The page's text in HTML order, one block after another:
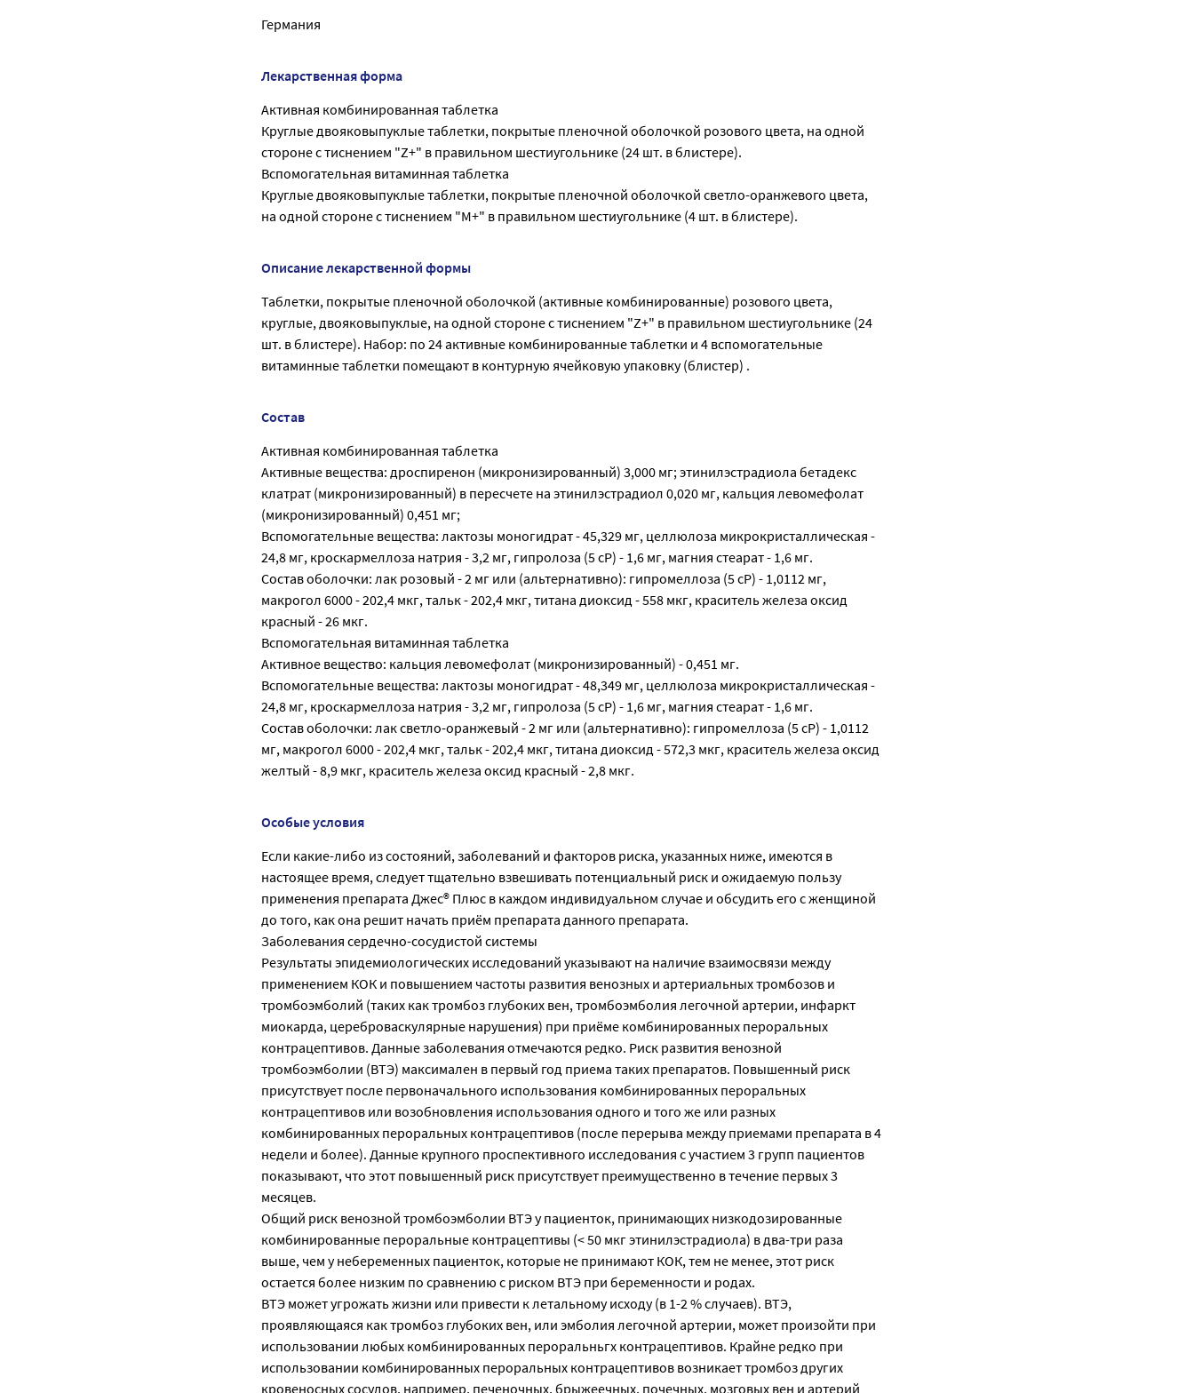
Германия
Лекарственная форма
Активная комбинированная таблетка
Круглые двояковыпуклые таблетки, покрытые пленочной оболочкой розового цвета, на одной
стороне с тиснением "Z+" в правильном шестиугольнике (24 шт. в блистере).
Вспомогательная витаминная таблетка
Круглые двояковыпуклые таблетки, покрытые пленочной оболочкой светло-оранжевого цвета,
на одной стороне с тиснением "M+" в правильном шестиугольнике (4 шт. в блистере).
Описание лекарственной формы
Таблетки, покрытые пленочной оболочкой (активные комбинированные) розового цвета,
круглые, двояковыпуклые, на одной стороне с тиснением "Z+" в правильном шестиугольнике (24
шт. в блистере). Набор: по 24 активные комбинированные таблетки и 4 вспомогательные
витаминные таблетки помещают в контурную ячейковую упаковку (блистер) .
Состав
Активная комбинированная таблетка
Активные вещества: дроспиренон (микронизированный) 3,000 мг; этинилэстрадиола бетадекс
клатрат (микронизированный) в пересчете на этинилэстрадиол 0,020 мг, кальция левомефолат
(микронизированный) 0,451 мг;
Вспомогательные вещества: лактозы моногидрат - 45,329 мг, целлюлоза микрокристаллическая -
24,8 мг, кроскармеллоза натрия - 3,2 мг, гипролоза (5 cP) - 1,6 мг, магния стеарат - 1,6 мг.
Состав оболочки: лак розовый - 2 мг или (альтернативно): гипромеллоза (5 cP) - 1,0112 мг,
макрогол 6000 - 202,4 мкг, тальк - 202,4 мкг, титана диоксид - 558 мкг, краситель железа оксид
красный - 26 мкг.
Вспомогательная витаминная таблетка
Активное вещество: кальция левомефолат (микронизированный) - 0,451 мг.
Вспомогательные вещества: лактозы моногидрат - 48,349 мг, целлюлоза микрокристаллическая -
24,8 мг, кроскармеллоза натрия - 3,2 мг, гипролоза (5 cP) - 1,6 мг, магния стеарат - 1,6 мг.
Состав оболочки: лак светло-оранжевый - 2 мг или (альтернативно): гипромеллоза (5 cP) - 1,0112
мг, макрогол 6000 - 202,4 мкг, тальк - 202,4 мкг, титана диоксид - 572,3 мкг, краситель железа оксид
желтый - 8,9 мкг, краситель железа оксид красный - 2,8 мкг.
Особые условия
Если какие-либо из состояний, заболеваний и факторов риска, указанных ниже, имеются в
настоящее время, следует тщательно взвешивать потенциальный риск и ожидаемую пользу
применения препарата Джес® Плюс в каждом индивидуальном случае и обсудить его с женщиной
до того, как она решит начать приём препарата данного препарата.
Заболевания сердечно-сосудистой системы
Результаты эпидемиологических исследований указывают на наличие взаимосвязи между
применением КОК и повышением частоты развития венозных и артериальных тромбозов и
тромбоэмболий (таких как тромбоз глубоких вен, тромбоэмболия легочной артерии, инфаркт
миокарда, цереброваскулярные нарушения) при приёме комбинированных пероральных
контрацептивов. Данные заболевания отмечаются редко. Риск развития венозной
тромбоэмболии (ВТЭ) максимален в первый год приема таких препаратов. Повышенный риск
присутствует после первоначального использования комбинированных пероральных
контрацептивов или возобновления использования одного и того же или разных
комбинированных пероральных контрацептивов (после перерыва между приемами препарата в 4
недели и более). Данные крупного проспективного исследования с участием 3 групп пациентов
показывают, что этот повышенный риск присутствует преимущественно в течение первых 3
месяцев.
Общий риск венозной тромбоэмболии ВТЭ у пациенток, принимающих низкодозированные
комбинированные пероральные контрацептивы (< 50 мкг этинилэстрадиола) в два-три раза
выше, чем у небеременных пациенток, которые не принимают КОК, тем не менее, этот риск
остается более низким по сравнению с риском ВТЭ при беременности и родах.
ВТЭ может угрожать жизни или привести к летальному исходу (в 1-2 % случаев). ВТЭ,
проявляющаяся как тромбоз глубоких вен, или эмболия легочной артерии, может произойти при
использовании любых комбинированных пероральньгх контрацептивов. Крайне редко при
использовании комбинированных пероральных контрацептивов возникает тромбоз других
кровеносных сосудов, например, печеночных, брыжеечных, почечных, мозговых вен и артерий